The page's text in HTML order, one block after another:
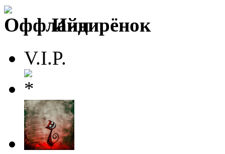
Индирёнок
V.I.P.